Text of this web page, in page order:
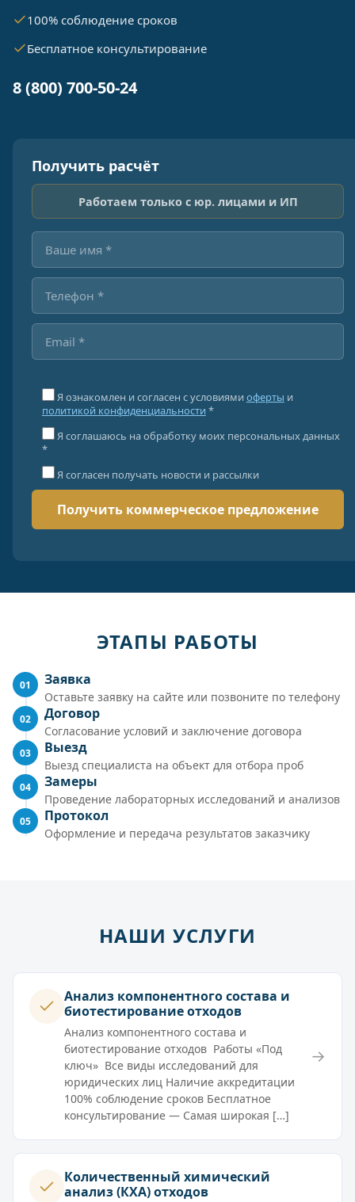
100% соблюдение сроков
Бесплатное консультирование
8 (800) 700-50-24
Получить расчёт
Работаем только с юр. лицами и ИП
Я ознакомлен и согласен с условиями оферты и
политикой конфиденциальности *
Я соглашаюсь на обработку моих персональных данных
*
Я согласен получать новости и рассылки
ЭТАПЫ РАБОТЫ
01 Заявка
Оставьте заявку на сайте или позвоните по телефону
02 Договор
Согласование условий и заключение договора
03 Выезд
Выезд специалиста на объект для отбора проб
04 Замеры
Проведение лабораторных исследований и анализов
05 Протокол
Оформление и передача результатов заказчику
НАШИ УСЛУГИ
Анализ компонентного состава и
биотестирование отходов
Анализ компонентного состава и
биотестирование отходов Работы «Под
ключ» Все виды исследований для
юридических лиц Наличие аккредитации
100% соблюдение сроков Бесплатное
консультирование — Самая широкая […]
→
Количественный химический
анализ (КХА) отходов